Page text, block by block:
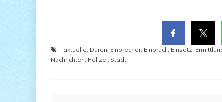
aktuelle Düren Einbrecher, Einbruch Einsatz
Nachrichten Polizei Stadt